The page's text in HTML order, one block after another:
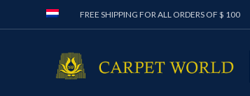
FREE SHIPPING FOR ALL ORDERS OF $ 100